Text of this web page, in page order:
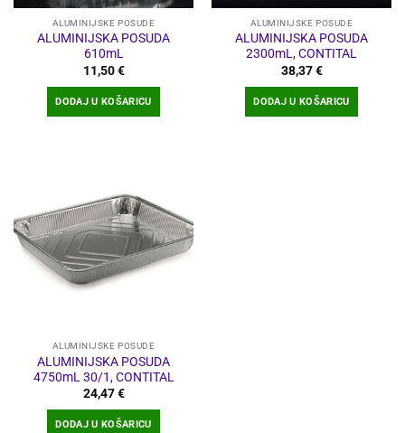
proizvoda
ALUMINIJSKE POSUDE
ALUMINIJSKA POSUDA
610mL
11,50€
DODAJ U KOŠARICU
ALUMINIJSKE POSUDE
ALUMINIJSKA POSUDA
2300mL, CONTITAL
38,37€
DODAJ U KOŠARICU
ALUMINIJSKE POSUDE
ALUMINIJSKA POSUDA
4750mL 30/1, CONTITAL
24,47€
DODAJ U KOŠARICU